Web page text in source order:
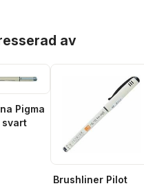
av
Pigma
svart
Brushliner Pilot